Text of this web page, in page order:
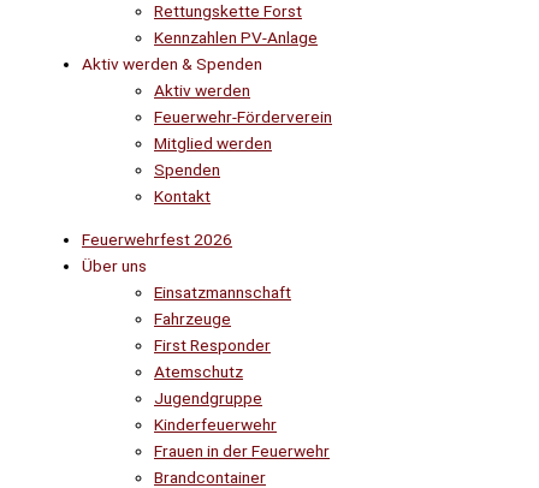
Rettungskette Forst
Kennzahlen PV-Anlage
Aktiv werden & Spenden
Aktiv werden
Feuerwehr-Förderverein
Mitglied werden
Spenden
Kontakt
Feuerwehrfest 2026
Über uns
Einsatzmannschaft
Fahrzeuge
First Responder
Atemschutz
Jugendgruppe
Kinderfeuerwehr
Frauen in der Feuerwehr
Brandcontainer